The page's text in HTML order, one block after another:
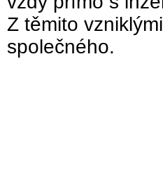
Z těmito
společného.